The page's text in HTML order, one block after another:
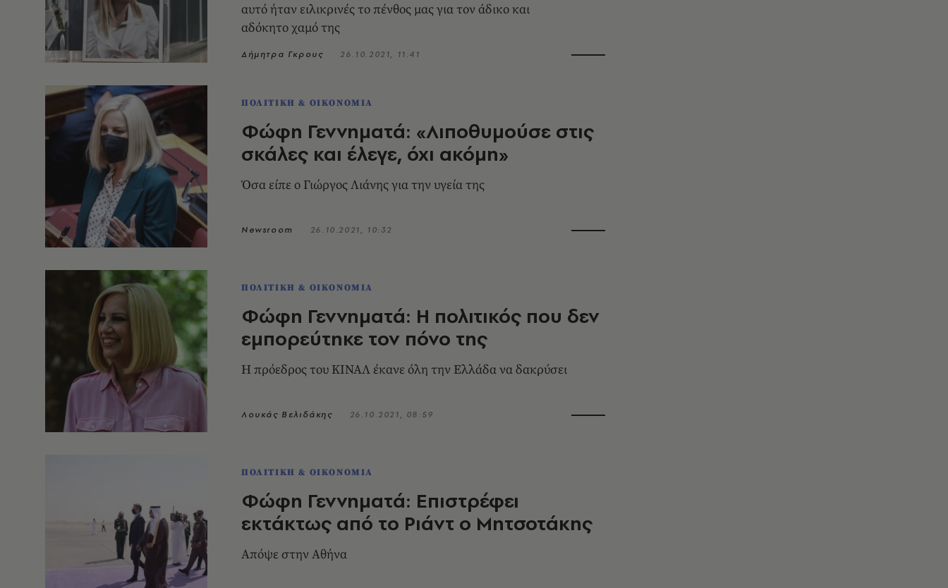
αυτό ήταν ειλικρινές το πένθος μας για τον άδικο και
αδόκητο χαμό της
Δήμητρα Γκρους 26.10.2021, 11:41
ΠΟΛΙΤΙΚΗ & ΟΙΚΟΝΟΜΙΑ
Φώφη Γεννηματά: «Λιποθυμούσε στις
σκάλες και έλεγε, όχι ακόμη»
Όσα είπε ο Γιώργος Λιάνης για την υγεία της
Newsroom 26.10.2021, 10:32
ΠΟΛΙΤΙΚΗ & ΟΙΚΟΝΟΜΙΑ
Φώφη Γεννηματά: Η πολιτικός που δεν
εμπορεύτηκε τον πόνο της
Η πρόεδρος του ΚΙΝΑΛ έκανε όλη την Ελλάδα να δακρύσει
Λουκάς Βελιδάκης 26.10.2021, 08:59
ΠΟΛΙΤΙΚΗ & ΟΙΚΟΝΟΜΙΑ
Φώφη Γεννηματά: Επιστρέφει
εκτάκτως από το Ριάντ ο Μητσοτάκης
Aπόψε στην Αθήνα